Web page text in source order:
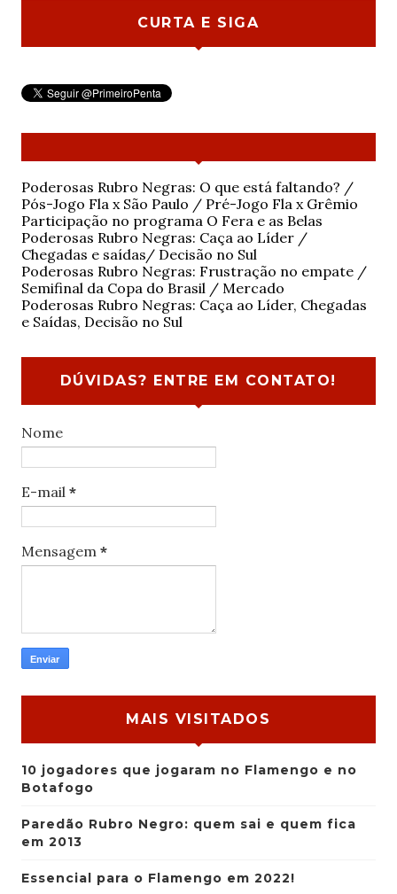
CURTA E SIGA
Poderosas Rubro Negras: O que está faltando? /
Pós-Jogo Fla x São Paulo / Pré-Jogo Fla x Grêmio
Participação no programa O Fera e as Belas
Poderosas Rubro Negras: Caça ao Líder /
Chegadas e saídas/ Decisão no Sul
Poderosas Rubro Negras: Frustração no empate /
Semifinal da Copa do Brasil / Mercado
Poderosas Rubro Negras: Caça ao Líder, Chegadas
e Saídas, Decisão no Sul
DÚVIDAS? ENTRE EM CONTATO!
Nome
E-mail *
Mensagem *
MAIS VISITADOS
10 jogadores que jogaram no Flamengo e no
Botafogo
Paredão Rubro Negro: quem sai e quem fica
em 2013
Essencial para o Flamengo em 2022!